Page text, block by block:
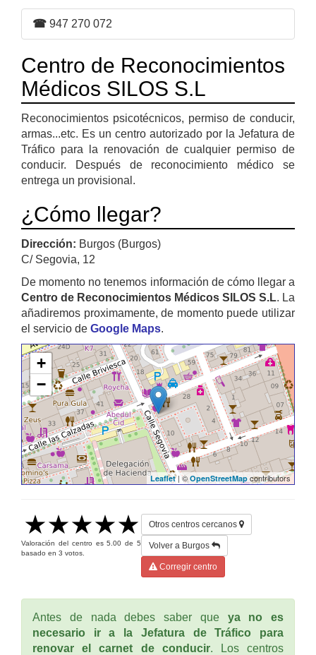
☎ 947 270 072
Centro de Reconocimientos
Médicos SILOS S.L
Reconocimientos psicotécnicos, permiso de conducir,
armas...etc. Es un centro autorizado por la Jefatura de
Tráfico para la renovación de cualquier permiso de
conducir. Después de reconocimiento médico se
entrega un provisional.
¿Cómo llegar?
Dirección: Burgos (Burgos)
C/ Segovia, 12
De momento no tenemos información de cómo llegar a
Centro de Reconocimientos Médicos SILOS S.L. La
añadiremos proximamente, de momento puede utilizar
el servicio de Google Maps.
+
−
Leaflet| ©OpenStreetMap contributors
Valoración del centro es5.00 de5
basado en 3 votos.
Otros centros cercanos
Volver a Burgos
Corregir centro
Antes de nada debes saber que ya no es
necesario ir a la Jefatura de Tráfico para
renovar el carnet de conducir. Los centros